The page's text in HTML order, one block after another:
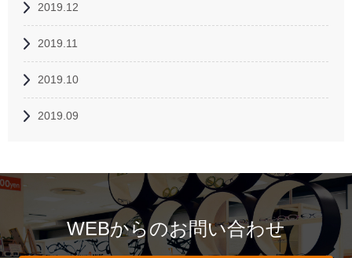
2019.12
2019.11
2019.10
2019.09
WEBからのお問い合わせ